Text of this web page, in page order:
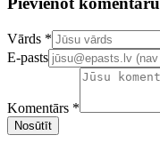
Confirm your email address
Vārds *
E-pasts
Komentārs *
Nosūtīt